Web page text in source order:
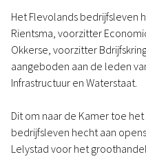
Het Flevolands bedrijfsleven
Rientsma, voorzitter
Okkerse, voorzitter
aangeboden aan de leden
Infrastructuur en Waterstaat.
Dit om naar de Kamer toe
bedrijfsleven hecht aan
Lelystad voor het